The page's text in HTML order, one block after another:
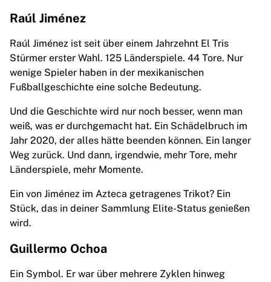
Team Liquid
Trikot einrahmen
Trikot-Authentifizierung
Meine Sammlung
Raúl Jiménez
Raúl Jiménez ist seit über einem Jahrzehnt El Tris
Stürmer erster Wahl. 125 Länderspiele. 44 Tore. Nur
wenige Spieler haben in der mexikanischen
Fußballgeschichte eine solche Bedeutung.
Und die Geschichte wird nur noch besser, wenn man
weiß, was er durchgemacht hat. Ein Schädelbruch im
Jahr 2020, der alles hätte beenden können. Ein langer
Weg zurück. Und dann, irgendwie, mehr Tore, mehr
Länderspiele, mehr Momente.
Ein von Jiménez im Azteca getragenes Trikot? Ein
Stück, das in deiner Sammlung Elite-Status genießen
wird.
Guillermo Ochoa
Ein Symbol. Er war über mehrere Zyklen hinweg